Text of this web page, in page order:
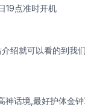
19点准时开机
绍就可以看的到我
神话境,最好护体金钟